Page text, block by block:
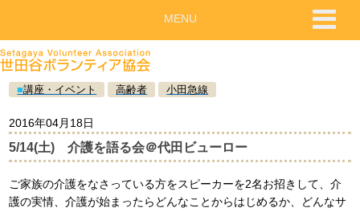
■講座・イベント 高齢者 小田急線
2016年04月18日
5/14(土) 介護を語る会＠代田ビューロー
ご家族の介護をなさっている方をスピーカーを2名お招きして、介
護の実情、介護が始まったらどんなことからはじめるか、どんなサ
MENU